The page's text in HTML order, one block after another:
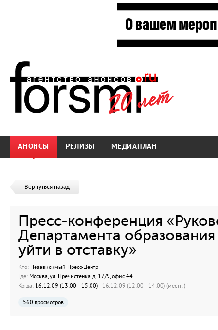
АНОНСЫ РЕЛИЗЫ МЕДИАПЛАН
Вернуться назад
Пресс-конференция
Департамента
уйти в отставку»
Кто: Независимый Пресс-Центр
Где: Москва, ул. Пречистенка, д. 17/9, офис 44
Когда: 16.12.09 (13:00—15:00) | 16.12.09 (12:00—14:00) (местн.)
560 просмотров